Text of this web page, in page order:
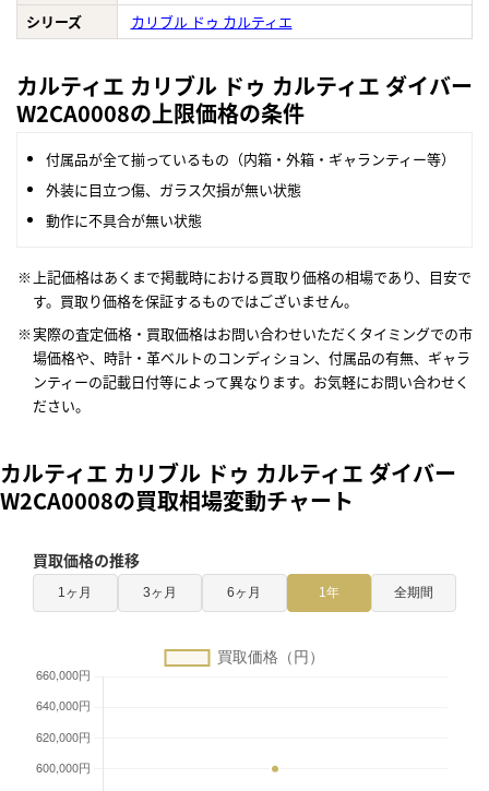
シリーズ
カリブル ドゥ カルティエ
カルティエ カリブル ドゥ カルティエ ダイバー
W2CA0008の上限価格の条件
付属品が全て揃っているもの（内箱・外箱・ギャランティー等）
外装に目立つ傷、ガラス欠損が無い状態
動作に不具合が無い状態
上記価格はあくまで掲載時における買取り価格の相場であり、目安で
す。買取り価格を保証するものではございません。
実際の査定価格・買取価格はお問い合わせいただくタイミングでの市
場価格や、時計・革ベルトのコンディション、付属品の有無、ギャラ
ンティーの記載日付等によって異なります。お気軽にお問い合わせく
ださい。
カルティエ カリブル ドゥ カルティエ ダイバー
W2CA0008の買取相場変動チャート
買取価格の推移
1ヶ月 3ヶ月 6ヶ月 1年 全期間